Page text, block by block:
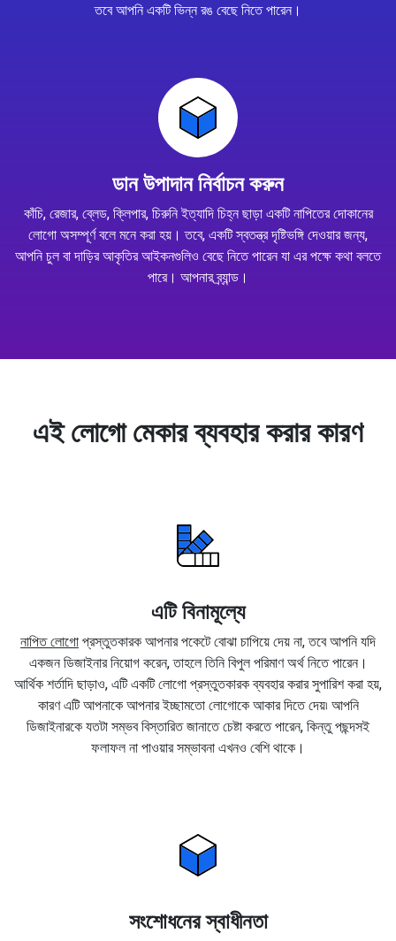
তবে আপনি একটি ভিন্ন রঙ বেছে নিতে পারেন।
ডান উপাদান নির্বাচন করুন
কাঁচি, রেজার, ব্লেড, ক্লিপার, চিরুনি ইত্যাদি চিহ্ন ছাড়া একটি নাপিতের দোকানের
লোগো অসম্পূর্ণ বলে মনে করা হয়। তবে, একটি স্বতন্ত্র দৃষ্টিভঙ্গি দেওয়ার জন্য,
আপনি চুল বা দাড়ির আকৃতির আইকনগুলিও বেছে নিতে পারেন যা এর পক্ষে কথা বলতে
পারে। আপনার ব্র্যান্ড।
এই লোগো মেকার ব্যবহার করার কারণ
এটি বিনামূল্যে
নাপিত লোগো প্রস্তুতকারক আপনার পকেটে বোঝা চাপিয়ে দেয় না, তবে আপনি যদি
একজন ডিজাইনার নিয়োগ করেন, তাহলে তিনি বিপুল পরিমাণ অর্থ নিতে পারেন।
আর্থিক শর্তাদি ছাড়াও, এটি একটি লোগো প্রস্তুতকারক ব্যবহার করার সুপারিশ করা হয়,
কারণ এটি আপনাকে আপনার ইচ্ছামতো লোগোকে আকার দিতে দেয়৷ আপনি
ডিজাইনারকে যতটা সম্ভব বিস্তারিত জানাতে চেষ্টা করতে পারেন, কিন্তু পছন্দসই
ফলাফল না পাওয়ার সম্ভাবনা এখনও বেশি থাকে।
সংশোধনের স্বাধীনতা